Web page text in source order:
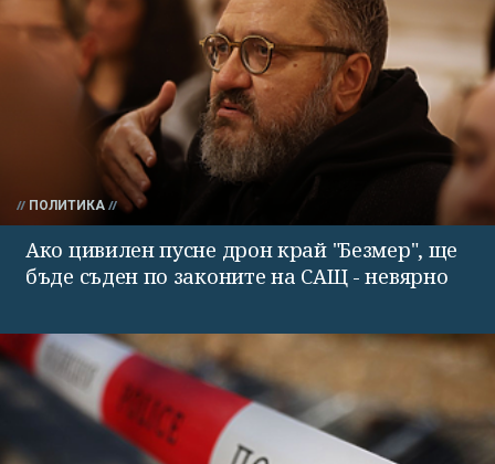
ПОЛИТИКА
Ако цивилен пусне дрон край "Безмер", ще
бъде съден по законите на САЩ - невярно